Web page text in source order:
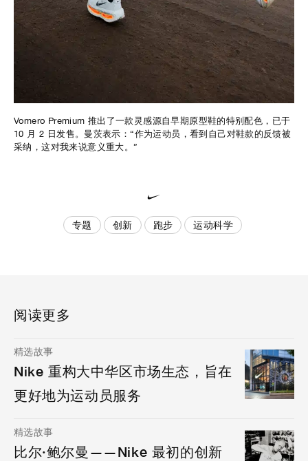
Vomero Premium 推出了一款灵感源自早期原型鞋的特别配色，已于
10 月 2 日发售。曼茨表示：“作为运动员，看到自己对鞋款的反馈被
采纳，这对我来说意义重大。”
专题 创新 跑步 运动科学
阅读更多
精选故事
Nike 重构大中华区市场生态，旨在
更好地为运动员服务
精选故事
比尔·鲍尔曼——Nike 最初的创新